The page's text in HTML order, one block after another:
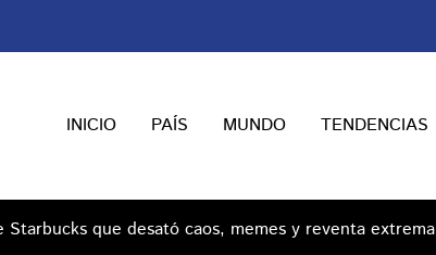
INICIO PAÍS MUNDO TENDENCIAS
que desató caos, memes y reventa extrema